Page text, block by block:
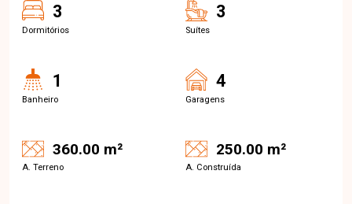
3
Dormitórios
3
Suítes
1
Banheiro
4
Garagens
360.00 m²
A. Terreno
250.00 m²
A. Construída